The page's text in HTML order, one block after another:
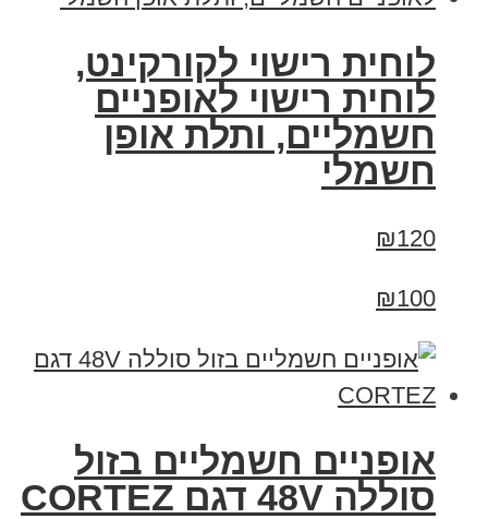
לוחית רישוי לקורקינט,
לוחית רישוי לאופניים
חשמליים, ותלת אופן
חשמלי
₪120
₪100
אופניים חשמליים בזול
סוללה 48V דגם CORTEZ